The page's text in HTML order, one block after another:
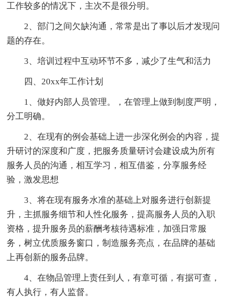
工作较多的情况下，主次不是很分明。
2、部门之间欠缺沟通，常常是出了事以后才发现问
题的存在。
3、培训过程中互动环节不多，减少了生气和活力
四、20xx年工作计划
1、做好内部人员管理。，在管理上做到制度严明，
分工明确。
2、在现有的例会基础上进一步深化例会的内容，提
升研讨的深度和广度，把服务质量研讨会建设成为所有
服务人员的沟通，相互学习，相互借鉴，分享服务经
验，激发思想
3、将在现有服务水准的基础上对服务进行创新提
升，主抓服务细节和人性化服务，提高服务人员的入职
资格，提升服务员的薪酬考核待遇标准，加强日常服
务，树立优质服务窗口，制造服务亮点，在品牌的基础
上再创新的服务品牌。
4、在物品管理上责任到人，有章可循，有据可查，
有人执行，有人监督。